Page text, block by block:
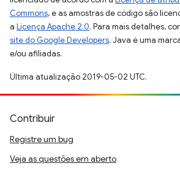
Commons, e as amostras de código são
a Licença Apache 2.0. Para mais detalhes,
site do Google Developers. Java é uma
e/ou afiliadas.
Última atualização 2019-05-02 UTC.
Contribuir
Registre um bug
Veja as questões em aberto